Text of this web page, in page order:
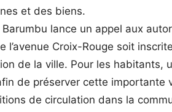
et des biens.
lance un appel aux
Croix-Rouge soit
de la ville. Pour les habitants,
de préserver cette importante
de circulation dans la